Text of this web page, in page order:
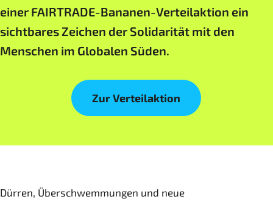
einer FAIRTRADE-Bananen-Verteilaktion ein
sichtbares Zeichen der Solidarität mit den
Menschen im Globalen Süden.
Zur Verteilaktion
Dürren, Überschwemmungen und neue